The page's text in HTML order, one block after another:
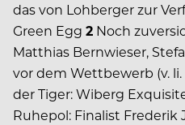
das von Lohberger zur
Green Egg 2 Noch
Matthias Bernwieser,
vor dem Wettbewerb (v. li.
der Tiger: Wiberg
Ruhepol: Finalist